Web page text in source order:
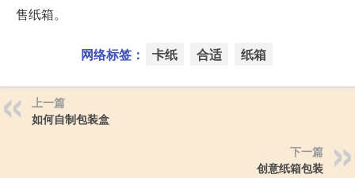
售纸箱。
网络标签： 卡纸 合适 纸箱
上一篇
如何自制包装盒
下一篇
创意纸箱包装